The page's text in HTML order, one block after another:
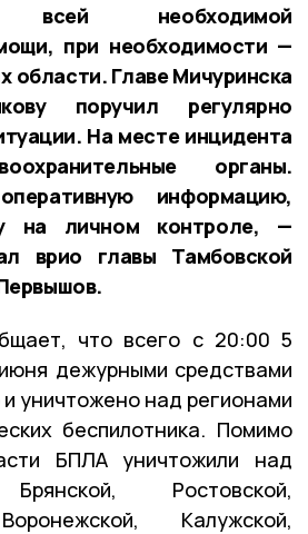
всей необходимой
при необходимости —
области. Главе Мичуринска
поручил регулярно
На месте инцидента
органы.
информацию,
на личном контроле, —
врио главы Тамбовской
что всего с 20:00 5
дежурными средствами
уничтожено над регионами
беспилотника. Помимо
БПЛА уничтожили над
Ростовской,
Калужской,